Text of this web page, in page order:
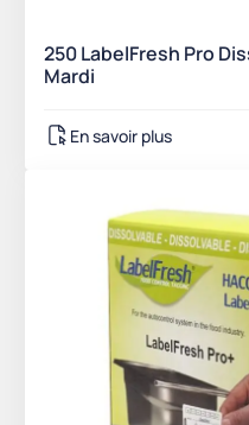
250 LabelFresh Pro
Mardi
En savoir plus